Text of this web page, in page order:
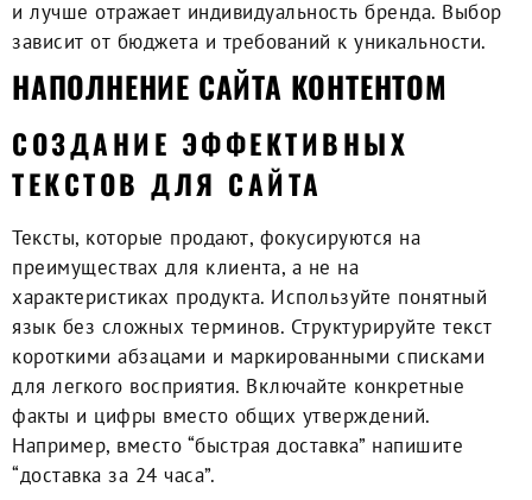
и лучше отражает индивидуальность бренда. Выбор
зависит от бюджета и требований к уникальности.
НАПОЛНЕНИЕ САЙТА КОНТЕНТОМ
СОЗДАНИЕ ЭФФЕКТИВНЫХ
ТЕКСТОВ ДЛЯ САЙТА
Тексты, которые продают, фокусируются на
преимуществах для клиента, а не на
характеристиках продукта. Используйте понятный
язык без сложных терминов. Структурируйте текст
короткими абзацами и маркированными списками
для легкого восприятия. Включайте конкретные
факты и цифры вместо общих утверждений.
Например, вместо “быстрая доставка” напишите
“доставка за 24 часа”.